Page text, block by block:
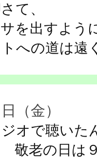
て、
を出すよう
への道は遠
（金）
オで聴いた
敬老の日は